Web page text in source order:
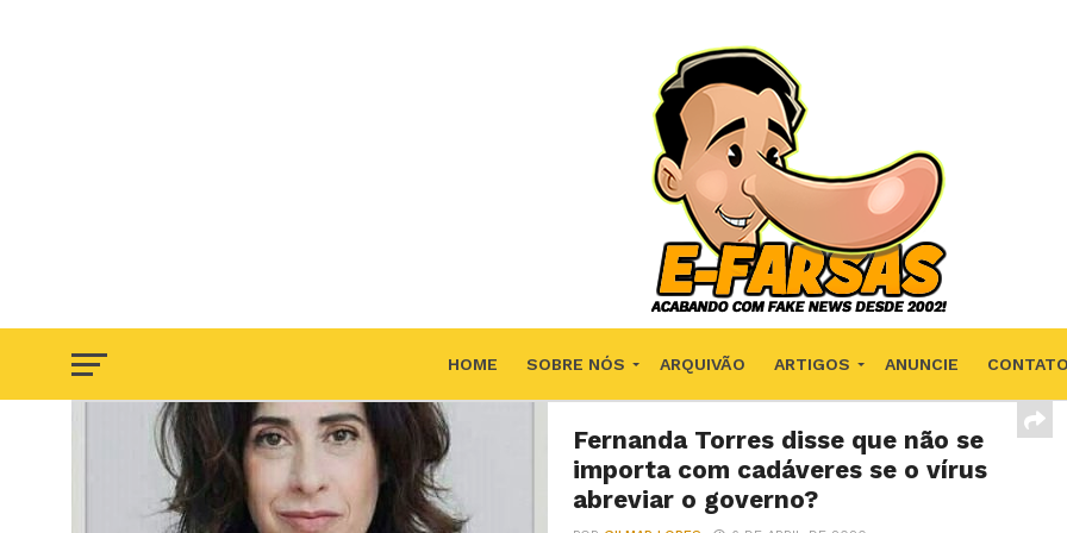
HOME SOBRE NÓS ARQUIVÃO ARTIGOS ANUNCIE CONTATO
F.A.Q
Fernanda Torres disse que não se
importa com cadáveres se o vírus
abreviar o governo?